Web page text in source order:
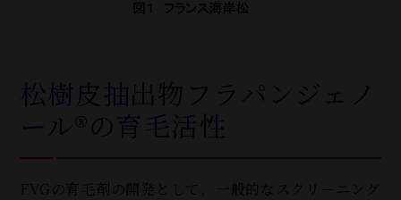
松樹皮抽出物フラパンジェノ
ール®の育毛活性
FVGの育毛剤の開発として，一般的なスクリーニング